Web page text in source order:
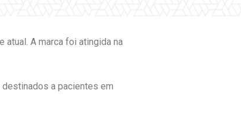
atual. A marca foi atingida na
a pacientes em